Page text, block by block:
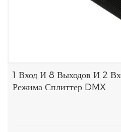
1 Вход И 8 Выходов И 2
Режима Сплиттер DMX